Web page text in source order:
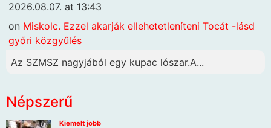
2026.08.07. at 13:43
on Miskolc. Ezzel akarják ellehetetleníteni Tocát -lásd
győri közgyűlés
Az SZMSZ nagyjából egy kupac lószar.A...
Népszerű